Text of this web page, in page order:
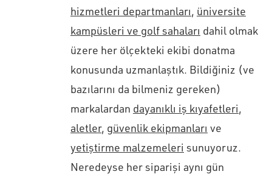
hizmetleri departmanları, üniversite
kampüsleri ve golf sahaları dahil olmak
üzere her ölçekteki ekibi donatma
konusunda uzmanlaştık. Bildiğiniz (ve
bazılarını da bilmeniz gereken)
markalardan dayanıklı iş kıyafetleri,
aletler, güvenlik ekipmanları ve
yetiştirme malzemeleri sunuyoruz.
Neredeyse her siparişi aynı gün